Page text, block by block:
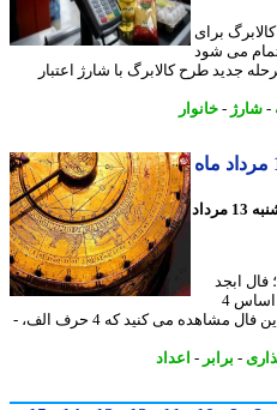
برای
اعداد 0، 1 یا 2 تمام می شود
شد. مرحله جدید طرح کالابرگ با شارژ اعتبار
-خانوار
سه شنبه 13 مرداد ماه
5 روز پیش - سه شنبه 13 مرداد
مرداد 1405؛ فال ابجد
یکی از فال های بسیار جالب است که بر اساس 4
حرف الفبای فارسی انجام می شود. در این فال مشاهده می کنید که 4 حرف الف، -
- برابر- اعداد